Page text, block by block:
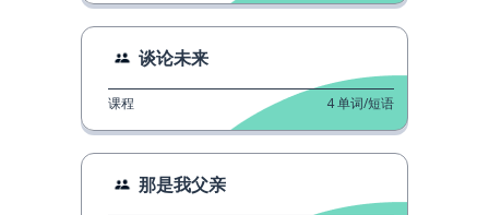
谈论未来
课程 4单词/短语
那是我父亲